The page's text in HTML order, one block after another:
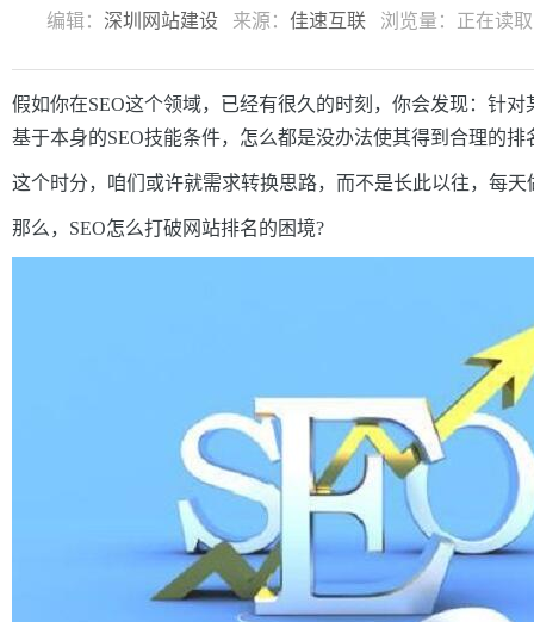
编辑： 深圳网站建设 来源： 佳速互联 浏览量： 正在读取
假如你在SEO这个领域，已经有很久的时刻，你会发现：针
基于本身的SEO技能条件，怎么都是没办法使其得到合理的排
这个时分，咱们或许就需求转换思路，而不是长此以往，每天
那么，SEO怎么打破网站排名的困境?